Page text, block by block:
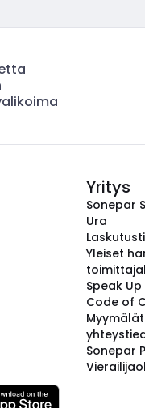
Yritys
Sonepar
Ura
Yleiset
Speak Up
Code of
Sonepar